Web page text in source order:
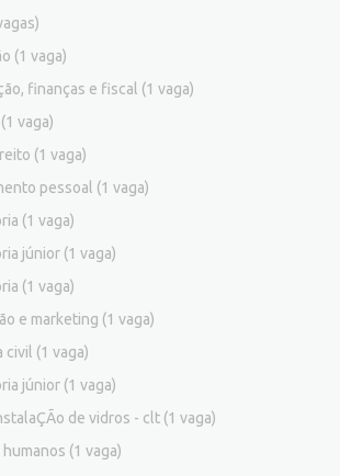
(1 vaga)
finanças e fiscal (1 vaga)
(1 vaga)
(1 vaga)
pessoal (1 vaga)
(1 vaga)
júnior (1 vaga)
(1 vaga)
e marketing (1 vaga)
civil (1 vaga)
júnior (1 vaga)
de vidros - clt (1 vaga)
(1 vaga)